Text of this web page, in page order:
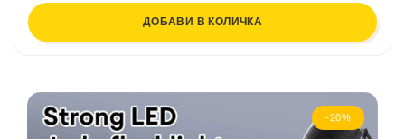
ДОБАВИ В КОЛИЧКА
-20%